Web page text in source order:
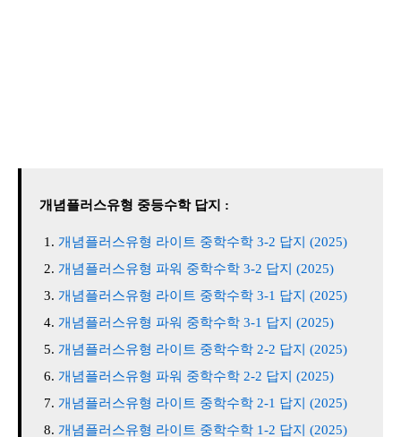
개념플러스유형 중등수학 답지 :
개념플러스유형 라이트 중학수학 3-2 답지 (2025)
개념플러스유형 파워 중학수학 3-2 답지 (2025)
개념플러스유형 라이트 중학수학 3-1 답지 (2025)
개념플러스유형 파워 중학수학 3-1 답지 (2025)
개념플러스유형 라이트 중학수학 2-2 답지 (2025)
개념플러스유형 파워 중학수학 2-2 답지 (2025)
개념플러스유형 라이트 중학수학 2-1 답지 (2025)
개념플러스유형 라이트 중학수학 1-2 답지 (2025)